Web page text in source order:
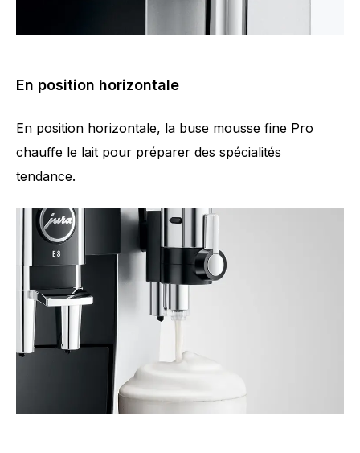
En position horizontale
En position horizontale, la buse mousse fine Pro
chauffe le lait pour préparer des spécialités
tendance.